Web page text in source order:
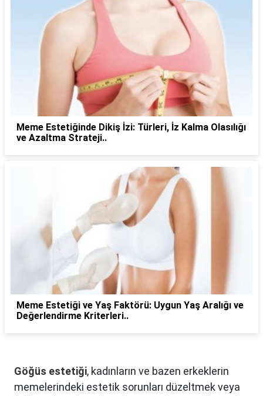
Meme Estetiğinde Dikiş İzi: Türleri, İz Kalma Olasılığı
ve Azaltma Strateji..
Meme Estetiği ve Yaş Faktörü: Uygun Yaş Aralığı ve
Değerlendirme Kriterleri..
Göğüs estetiği, kadınların ve bazen erkeklerin
memelerindeki estetik sorunları düzeltmek veya